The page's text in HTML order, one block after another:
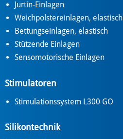
Jurtin-Einlagen
Weichpolstereinlagen, elastisch
Bettungseinlagen, elastisch
Stützende Einlagen
Sensomotorische Einlagen
Stimulatoren
Stimulationssystem L300 GO
Silikontechnik